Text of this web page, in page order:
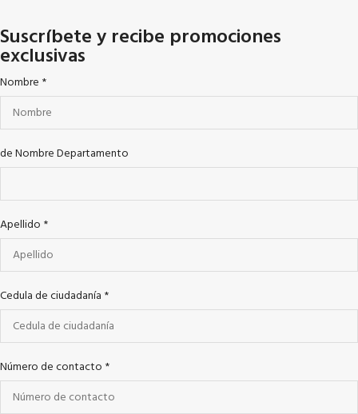
Suscríbete y recibe promociones
exclusivas
Nombre *
de Nombre Departamento
Apellido *
Cedula de ciudadanía *
Número de contacto *